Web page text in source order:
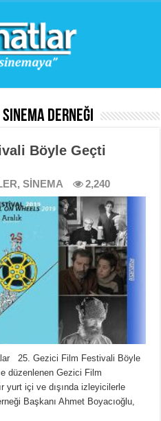
Derneği
Böyle Geçti
,SİNEMA 2,240
25. Gezici Film Festivali Böyle
düzenlenen Gezici Film
yurt içi ve dışında izleyicilerle
Başkanı Ahmet Boyacıoğlu,